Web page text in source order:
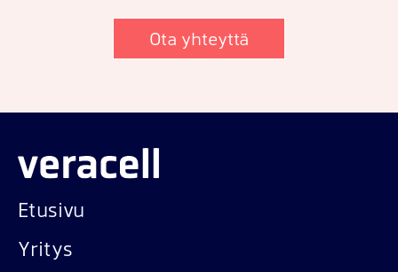
Ota yhteyttä
Etusivu
Yritys